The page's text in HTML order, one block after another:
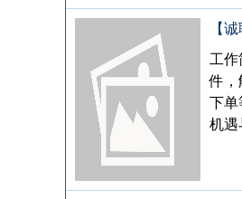
【
工作
件，
下单
机遇